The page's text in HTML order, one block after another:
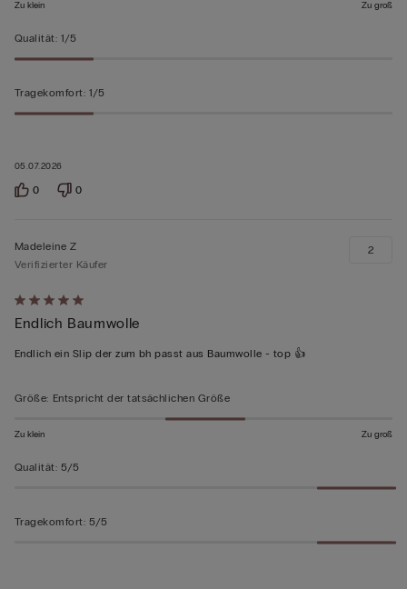
05.07.2026
Zu klein Zu groß
Qualität: 1/5
Tragekomfort: 1/5
0 0
Mit
5
von
bewertet
Madeleine Z
Verifizierter Käufer
Endlich Baumwolle
Endlich ein Slip der zum bh passt aus Baumwolle - top 👍
2
Größe: Entspricht der tatsächlichen Größe
Zu klein Zu groß
Qualität: 5/5
Tragekomfort: 5/5